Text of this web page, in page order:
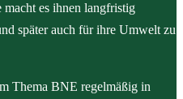
es ihnen langfristig
später auch für ihre Umwelt zu
Thema BNE regelmäßig in